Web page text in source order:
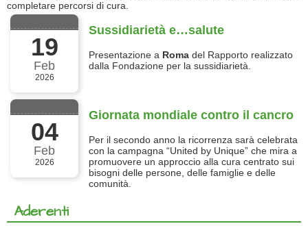
completare percorsi di cura.
19
Feb
2026
Sussidiarietà e…salute
Presentazione a Roma del Rapporto realizzato
dalla Fondazione per la sussidiarietà.
04
Feb
2026
Giornata mondiale contro il cancro
Per il secondo anno la ricorrenza sarà celebrata
con la campagna “United by Unique” che mira a
promuovere un approccio alla cura centrato sui
bisogni delle persone, delle famiglie e delle
comunità.
Aderenti